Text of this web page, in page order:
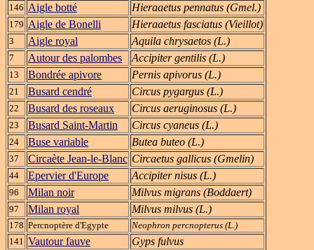
146 Aigle botté Hieraaetus pennatus (Gmel.)
179 Aigle de Bonelli Hieraaetus fasciatus (Vieillot)
3 Aigle royal Aquila chrysaetos (L.)
7 Autour des palombes Accipiter gentilis (L.)
13 Bondrée apivore Pernis apivorus (L.)
21 Busard cendré Circus pygargus (L.)
22 Busard des roseaux Circus aeruginosus (L.)
23 Busard Saint-Martin Circus cyaneus (L.)
24 Buse variable Butea buteo (L.)
37 Circaète Jean-le-Blanc Circaetus gallicus (Gmelin)
44 Epervier d'Europe Accipiter nisus (L.)
96 Milan noir Milvus migrans (Boddaert)
97 Milan royal Milvus milvus (L.)
178 Percnoptère d'Egypte
Neophron percnopterus (L.)
141 Vautour fauve Gyps fulvus